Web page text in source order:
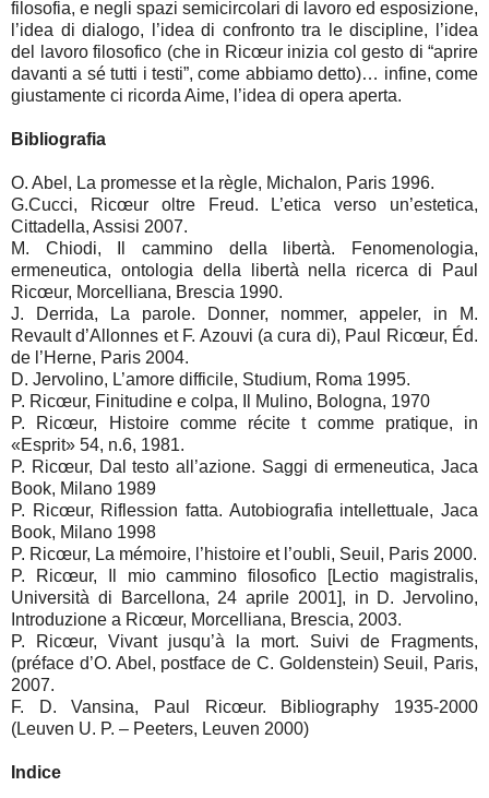
filosofia, e negli spazi semicircolari di lavoro ed esposizione,
l’idea di dialogo, l’idea di confronto tra le discipline, l’idea
del lavoro filosofico (che in Ricœur inizia col gesto di “aprire
davanti a sé tutti i testi”, come abbiamo detto)… infine, come
giustamente ci ricorda Aime, l’idea di opera aperta.
Bibliografia
O. Abel, La promesse et la règle, Michalon, Paris 1996.
G.Cucci, Ricœur oltre Freud. L’etica verso un’estetica,
Cittadella, Assisi 2007.
M. Chiodi, Il cammino della libertà. Fenomenologia,
ermeneutica, ontologia della libertà nella ricerca di Paul
Ricœur, Morcelliana, Brescia 1990.
J. Derrida, La parole. Donner, nommer, appeler, in M.
Revault d’Allonnes et F. Azouvi (a cura di), Paul Ricœur, Éd.
de l’Herne, Paris 2004.
D. Jervolino, L’amore difficile, Studium, Roma 1995.
P. Ricœur, Finitudine e colpa, Il Mulino, Bologna, 1970
P. Ricœur, Histoire comme récite t comme pratique, in
«Esprit» 54, n.6, 1981.
P. Ricœur, Dal testo all’azione. Saggi di ermeneutica, Jaca
Book, Milano 1989
P. Ricœur, Riflession fatta. Autobiografia intellettuale, Jaca
Book, Milano 1998
P. Ricœur, La mémoire, l’histoire et l’oubli, Seuil, Paris 2000.
P. Ricœur, Il mio cammino filosofico [Lectio magistralis,
Università di Barcellona, 24 aprile 2001], in D. Jervolino,
Introduzione a Ricœur, Morcelliana, Brescia, 2003.
P. Ricœur, Vivant jusqu’à la mort. Suivi de Fragments,
(préface d’O. Abel, postface de C. Goldenstein) Seuil, Paris,
2007.
F. D. Vansina, Paul Ricœur. Bibliography 1935-2000
(Leuven U. P. – Peeters, Leuven 2000)
Indice